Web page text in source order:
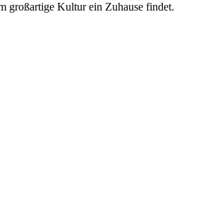
großartige Kultur ein Zuhause findet.